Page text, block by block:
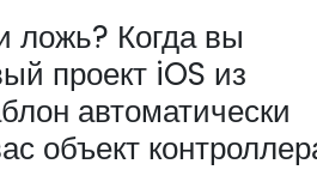
ложь? Когда вы
проект iOS из
автоматически
объект